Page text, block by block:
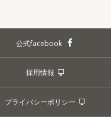
公式facebook
採用情報
プライバシーポリシー